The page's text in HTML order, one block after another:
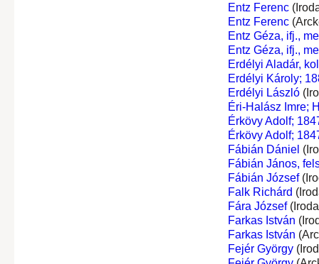
Entz Ferenc
Entz Ferenc
Entz Géza, ifj.,
Entz Géza, ifj.,
Erdélyi Aladár,
Erdélyi Károly;
Erdélyi László
Éri-Halász Imre;
Érkövy Adolf;
Érkövy Adolf;
Fábián Dániel
Fábián János,
Fábián József
Falk Richárd
Fára József
Farkas István
Farkas István
Fejér György